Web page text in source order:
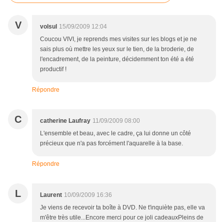
V volsul 15/09/2009 12:04
Coucou VIVI, je reprends mes visites sur les blogs et je ne
sais plus où mettre les yeux sur le tien, de la broderie, de
l'encadrement, de la peinture, décidemment ton été a été
productif !
Répondre
C catherine Laufray 11/09/2009 08:00
L'ensemble et beau, avec le cadre, ça lui donne un côté
précieux que n'a pas forcément l'aquarelle à la base.
Répondre
L Laurent 10/09/2009 16:36
Je viens de recevoir ta boîte à DVD. Ne t'inquiète pas, elle va
m'être très utile...Encore merci pour ce joli cadeauxPleins de